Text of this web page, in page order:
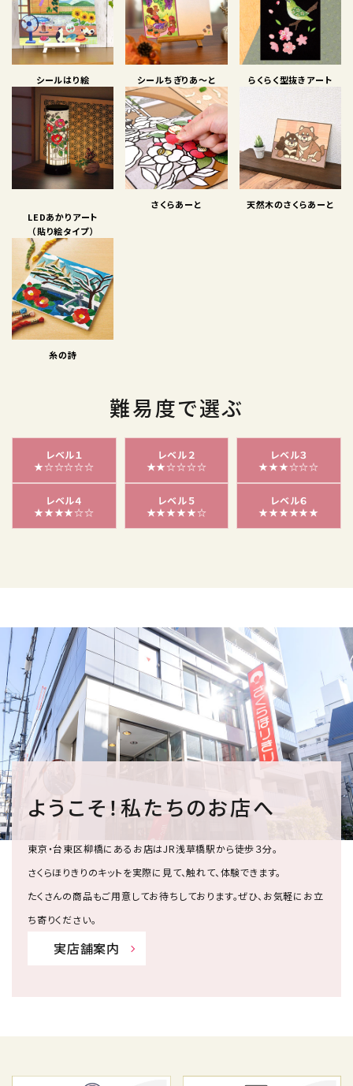
シールはり絵 シールちぎりあ〜と らくらく型抜きアート
LEDあかりアート
（貼り絵タイプ）
さくらあーと 天然木のさくらあーと
糸の詩
難易度で選ぶ
レベル１
★☆☆☆☆☆
レベル２
★★☆☆☆☆
レベル３
★★★☆☆☆
レベル４
★★★★☆☆
レベル５
★★★★★☆
レベル６
★★★★★★
ようこそ！私たちのお店へ
東京・台東区柳橋にあるお店はJR浅草橋駅から徒歩３分。
さくらほりきりのキットを実際に見て、触れて、体験できます。
たくさんの商品もご用意してお待ちしております。ぜひ、お気軽にお立
ち寄りください。
実店舗案内